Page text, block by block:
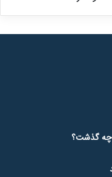
چه گذشت؟